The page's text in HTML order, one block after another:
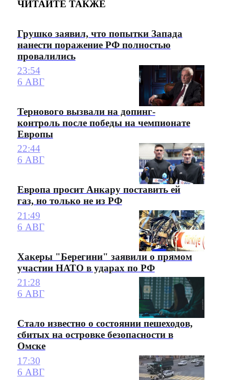
ЧИТАЙТЕ ТАКЖЕ
Грушко заявил, что попытки Запада
нанести поражение РФ полностью
провалились
23:54
6 АВГ
Тернового вызвали на допинг-
контроль после победы на чемпионате
Европы
22:44
6 АВГ
Европа просит Анкару поставить ей
газ, но только не из РФ
21:49
6 АВГ
Хакеры "Берегини" заявили о прямом
участии НАТО в ударах по РФ
21:28
6 АВГ
Стало известно о состоянии пешеходов,
сбитых на островке безопасности в
Омске
17:30
6 АВГ